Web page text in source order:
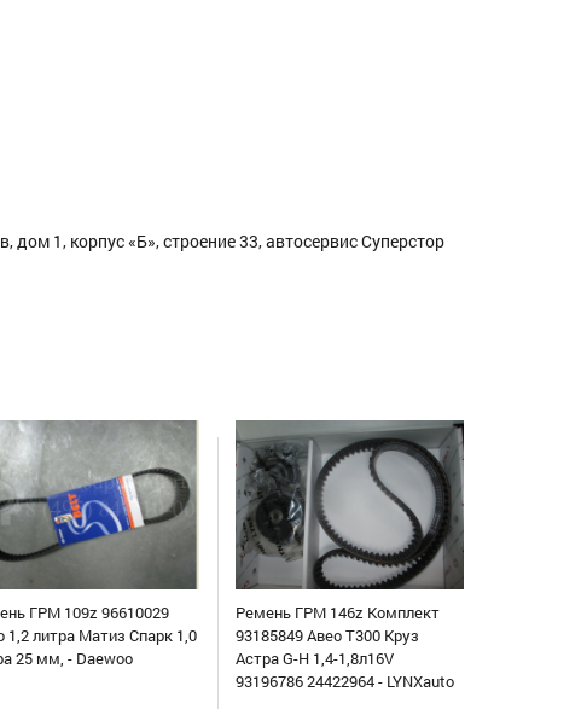
1, корпус «Б», строение 33, автосервис Суперстор
ГРМ 109z 96610029
1,2 литра Матиз Спарк 1,0
25 мм, - Daewoo
Ремень ГРМ 146z Комплект
93185849 Авео Т300 Круз
Астра G-H 1,4-1,8л16V
93196786 24422964 - LYNXauto